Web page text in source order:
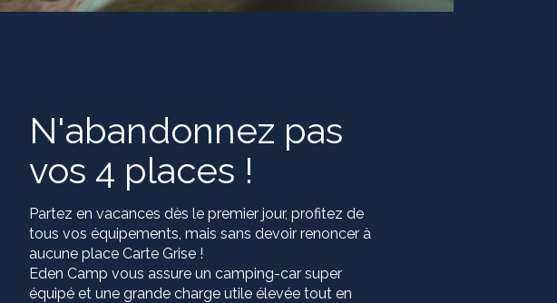
N'abandonnez pas
vos 4 places !
Partez en vacances dès le premier jour, profitez de
tous vos équipements, mais sans devoir renoncer à
aucune place Carte Grise !
Eden Camp vous assure un camping-car super
équipé et une grande charge utile élevée tout en